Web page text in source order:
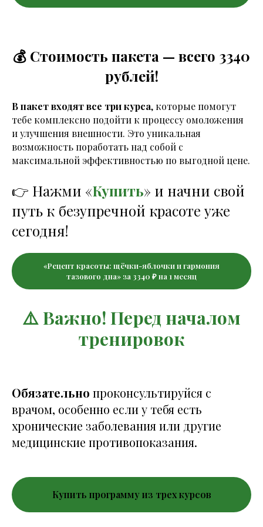
💰 Стоимость пакета — всего 3340
рублей!
В пакет входят все три курса, которые помогут
тебе комплексно подойти к процессу омоложения
и улучшения внешности. Это уникальная
возможность поработать над собой с
максимальной эффективностью по выгодной цене.
👉 Нажми «Купить» и начни свой
путь к безупречной красоте уже
сегодня!
«Рецепт красоты: щёчки-яблочки и гармония
тазового дна» за 3340 ₽ на 1 месяц
⚠️ Важно! Перед началом
тренировок
Обязательно проконсультируйся с
врачом, особенно если у тебя есть
хронические заболевания или другие
медицинские противопоказания.
Купить программу из трех курсов